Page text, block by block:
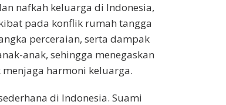
nafkah keluarga di Indonesia,
pada konflik rumah tangga
perceraian, serta dampak
anak, sehingga menegaskan
harmoni keluarga.
di Indonesia. Suami